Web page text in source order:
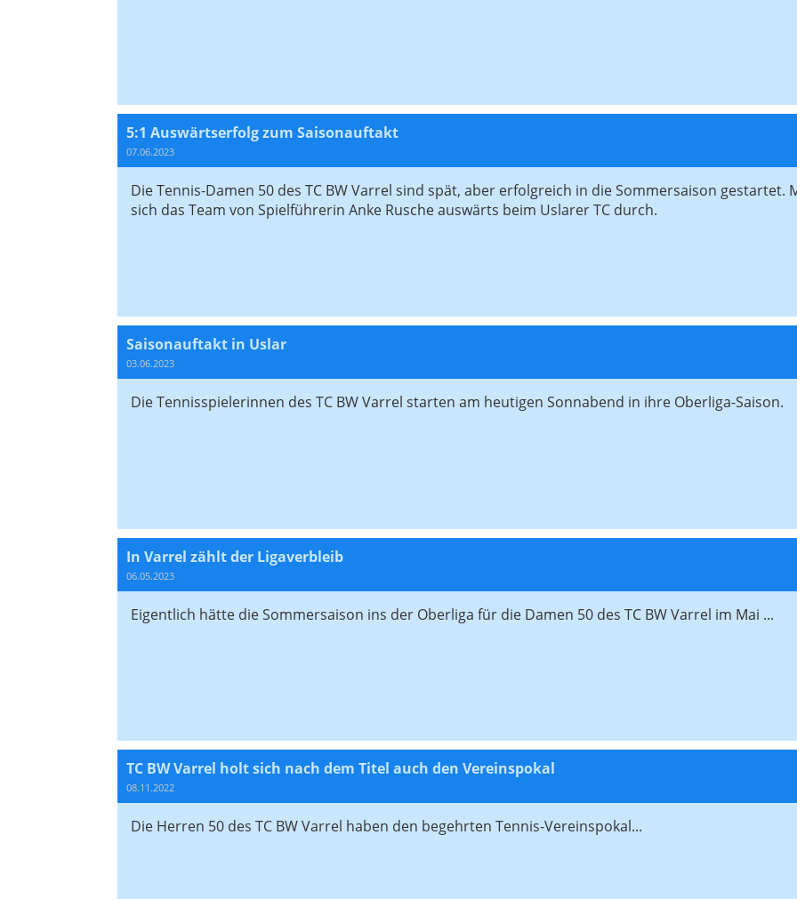
5:1 Auswärtserfolg zum Saisonauftakt
07.06.2023
Die Tennis-Damen 50 des TC BW Varrel sind spät, aber erfolgreich in die Sommersaison gestartet.
sich das Team von Spielführerin Anke Rusche auswärts beim Uslarer TC durch.
Saisonauftakt in Uslar
03.06.2023
Die Tennisspielerinnen des TC BW Varrel starten am heutigen Sonnabend in ihre Oberliga-Saison.
In Varrel zählt der Ligaverbleib
06.05.2023
Eigentlich hätte die Sommersaison ins der Oberliga für die Damen 50 des TC BW Varrel im Mai ...
TC BW Varrel holt sich nach dem Titel auch den Vereinspokal
08.11.2022
Die Herren 50 des TC BW Varrel haben den begehrten Tennis-Vereinspokal...